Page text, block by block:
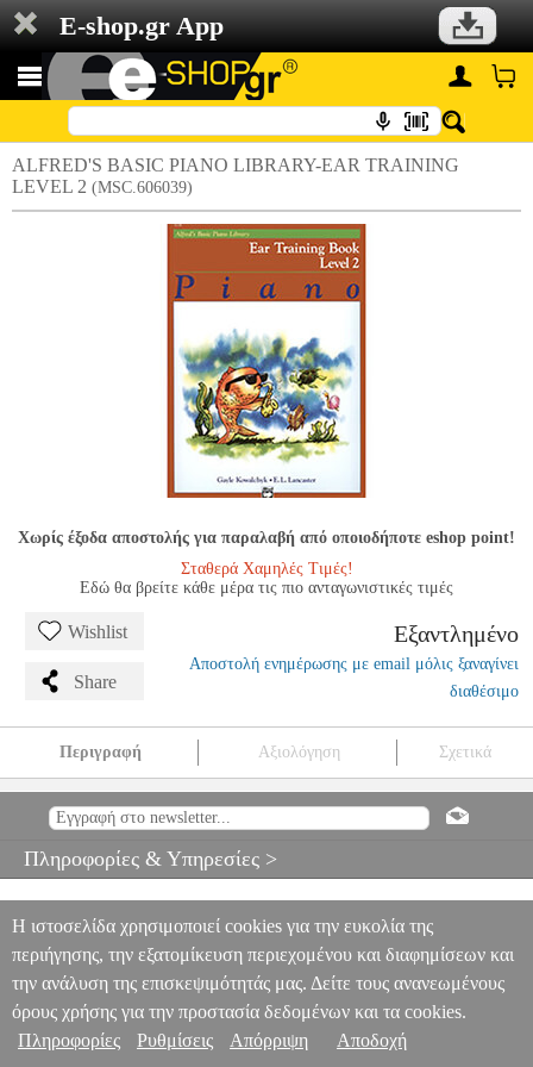
E-shop.gr App
ALFRED'S BASIC PIANO LIBRARY-EAR TRAINING
LEVEL 2 (MSC.606039)
Χωρίς έξοδα αποστολής για παραλαβή από οποιοδήποτε eshop point!
Σταθερά Χαμηλές Τιμές!
Εδώ θα βρείτε κάθε μέρα τις πιο ανταγωνιστικές τιμές
Wishlist
Share
Εξαντλημένο
Αποστολή ενημέρωσης με email μόλις ξαναγίνει
διαθέσιμο
Περιγραφή Αξιολόγηση Σχετικά
MSC.606039 MSC.606039ALFRED
ΜΟΥΣΙΚΑ ΒΙΒΛΙΑ
TRAINING LEVEL 2
Πληροφορίες & Υπηρεσίες >
Η ιστοσελίδα χρησιμοποιεί cookies για την ευκολία της
περιήγησης, την εξατομίκευση περιεχομένου και διαφημίσεων και
την ανάλυση της επισκεψιμότητάς μας. Δείτε τους ανανεωμένους
όρους χρήσης για την προστασία δεδομένων και τα cookies.
Πληροφορίες
Ρυθμίσεις Απόρριψη Αποδοχή